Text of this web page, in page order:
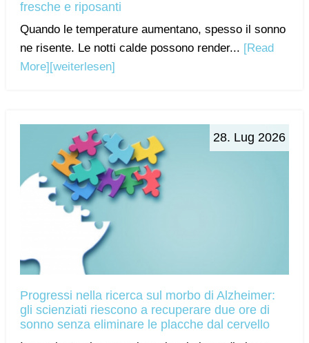
fresche e riposanti
Quando le temperature aumentano, spesso il sonno
ne risente. Le notti calde possono render... [Read
More] [weiterlesen]
28. Lug 2026
Progressi nella ricerca sul morbo di Alzheimer:
gli scienziati riescono a recuperare due ore di
sonno senza eliminare le placche dal cervello